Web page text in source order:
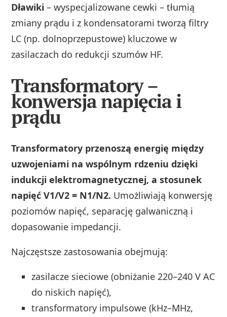
Dławiki – wyspecjalizowane cewki – tłumią
zmiany prądu i z kondensatorami tworzą filtry
LC (np. dolnoprzepustowe) kluczowe w
zasilaczach do redukcji szumów HF.
Transformatory –
konwersja napięcia i
prądu
Transformatory przenoszą energię między
uzwojeniami na wspólnym rdzeniu dzięki
indukcji elektromagnetycznej, a stosunek
napięć V1/V2 = N1/N2. Umożliwiają konwersję
poziomów napięć, separację galwaniczną i
dopasowanie impedancji.
Najczęstsze zastosowania obejmują:
zasilacze sieciowe (obniżanie 220–240 V AC
do niskich napięć),
transformatory impulsowe (kHz–MHz,